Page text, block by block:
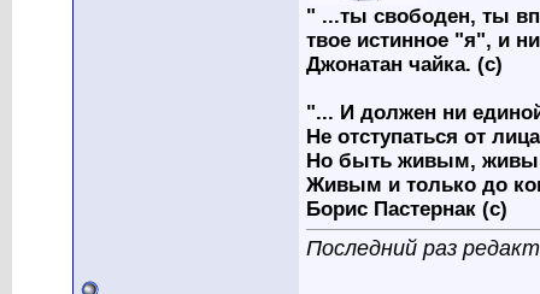
" ...ты свободен, ты
твое истинное "я", и
Джонатан чайка. (с)
"... И должен ни
Не отступаться от
Но быть живым,
Живым и только до
Борис Пастернак (с)
Последний раз